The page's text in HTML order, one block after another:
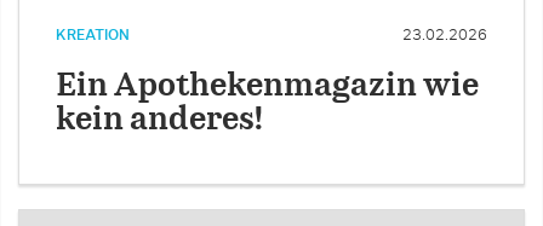
KREATION 23.02.2026
Ein Apothekenmagazin wie
kein anderes!